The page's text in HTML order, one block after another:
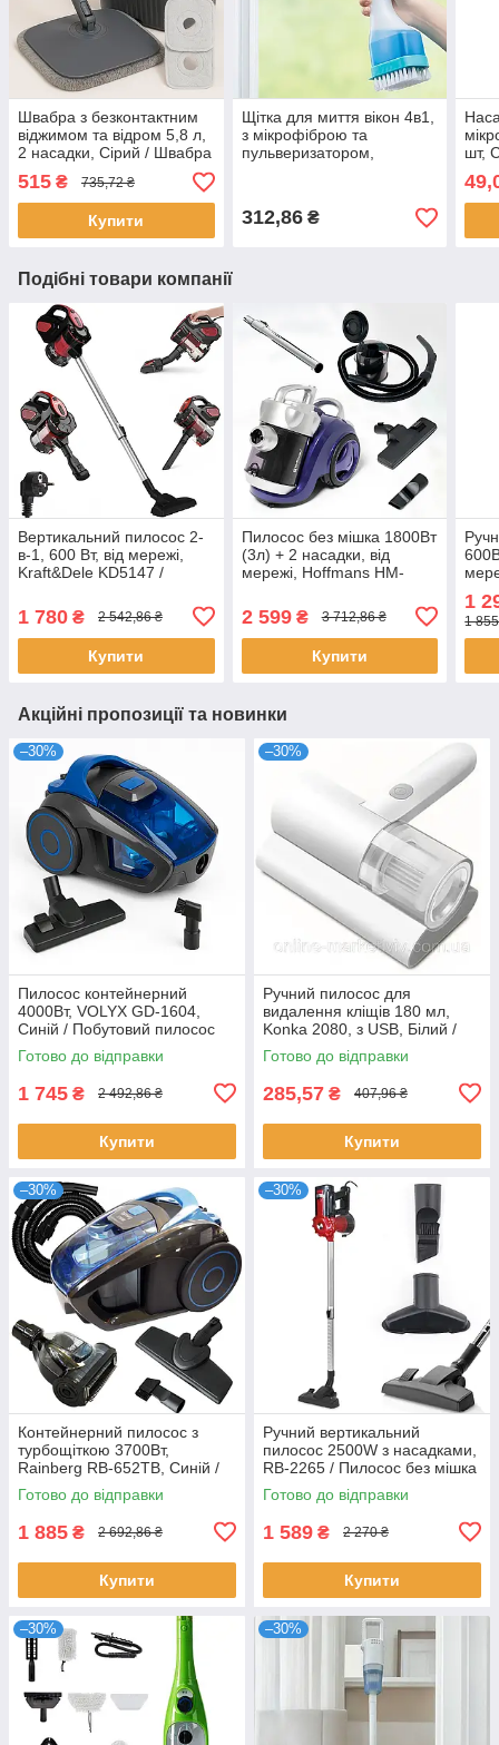
Швабра з безконтактним
віджимом та відром 5,8 л,
2 насадки, Сірий / Швабра
для миття підлоги /
Швабра ледар з відром
515 ₴ 735,72 ₴
Купити
Щітка для миття вікон 4в1,
з мікрофіброю та
пульверизатором,
щітка-скребок для вікон
312,86₴
шт,
для
Подібні товари компанії
Вертикальний пилосос 2-
в-1, 600 Вт, від мережі,
Kraft&Dele KD5147 /
/ Пилосос для дому
1 780 ₴ 2 542,86 ₴
Купити
Пилосос без мішка 1800Вт
(3л) + 2 насадки, від
мережі, Hoffmans HM-
Пилосос для дому /
Вакуумний пилосос
2 599₴ 3 712,86 ₴
Купити
1
1
Акційні пропозиції та новинки
–30%
Пилосос контейнерний
4000Вт, VOLYX GD-1604,
Синій / Побутовий пилосос
без мішка / Потужний
пилосос
Готово до відправки
1 745 ₴ 2 492,86 ₴
Купити
–30%
Ручний пилосос для
видалення кліщів 180 мл,
Konka 2080, з USB, Білий /
Бездротовий міні пилосос
Готово до відправки
285,57 ₴ 407,96 ₴
Купити
–30%
Контейнерний пилосос з
турбощіткою 3700Вт,
Rainberg RB-652ТB, Синій /
Пилосос без мішка / Пилосос
з контейнером
Готово до відправки
1 885 ₴ 2 692,86 ₴
Купити
–30%
Ручний вертикальний
пилосос 2500W з насадками,
RB-2265 / Пилосос без мішка
для сухого прибирання
Готово до відправки
1 589 ₴ 2 270 ₴
Купити
–30% –30%